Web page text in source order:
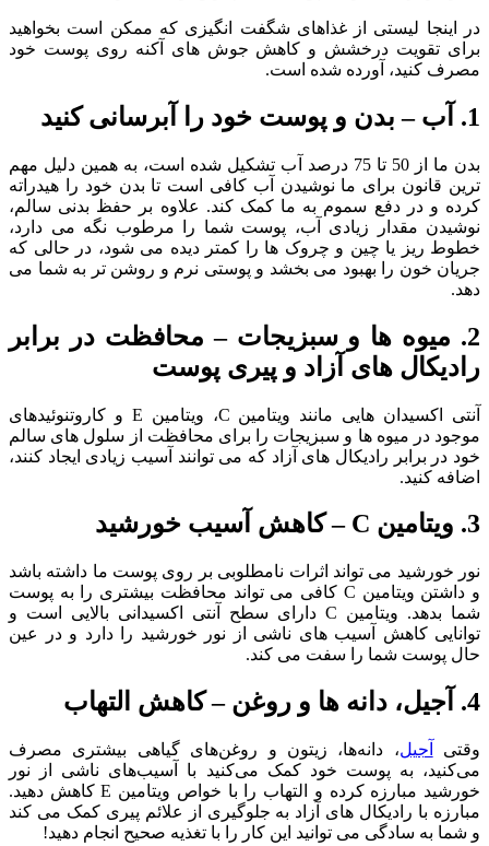
در اینجا لیستی از غذاهای شگفت انگیزی که ممکن است بخواهید
برای تقویت درخشش و کاهش جوش های آکنه روی پوست خود
مصرف کنید، آورده شده است.
1. آب – بدن و پوست خود را آبرسانی کنید
بدن ما از 50 تا 75 درصد آب تشکیل شده است، به همین دلیل مهم
ترین قانون برای ما نوشیدن آب کافی است تا بدن خود را هیدراته
کرده و در دفع سموم به ما کمک کند. علاوه بر حفظ بدنی سالم،
نوشیدن مقدار زیادی آب، پوست شما را مرطوب نگه می دارد،
خطوط ریز یا چین و چروک ها را کمتر دیده می شود، در حالی که
جریان خون را بهبود می بخشد و پوستی نرم و روشن تر به شما می
دهد.
2. میوه ها و سبزیجات – محافظت در برابر
رادیکال های آزاد و پیری پوست
آنتی اکسیدان هایی مانند ویتامین C، ویتامین E و کاروتنوئیدهای
موجود در میوه ها و سبزیجات را برای محافظت از سلول های سالم
خود در برابر رادیکال های آزاد که می توانند آسیب زیادی ایجاد کنند،
اضافه کنید.
3. ویتامین C – کاهش آسیب خورشید
نور خورشید می تواند اثرات نامطلوبی بر روی پوست ما داشته باشد
و داشتن ویتامین C کافی می تواند محافظت بیشتری را به پوست
شما بدهد. ویتامین C دارای سطح آنتی اکسیدانی بالایی است و
توانایی کاهش آسیب های ناشی از نور خورشید را دارد و در عین
حال پوست شما را سفت می کند.
4. آجیل، دانه ها و روغن – کاهش التهاب
وقتی آجیل، دانه‌ها، زیتون و روغن‌های گیاهی بیشتری مصرف
می‌کنید، به پوست خود کمک می‌کنید با آسیب‌های ناشی از نور
خورشید مبارزه کرده و التهاب را با خواص ویتامین E کاهش دهید.
مبارزه با رادیکال های آزاد به جلوگیری از علائم پیری کمک می کند
و شما به سادگی می توانید این کار را با تغذیه صحیح انجام دهید!